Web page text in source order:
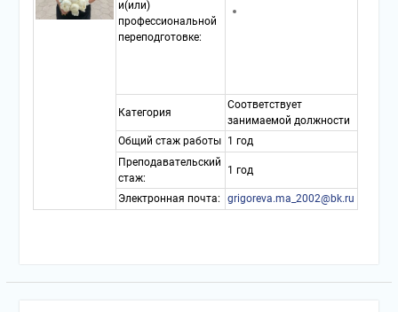
и(или)
профессиональной
переподготовке:
Категория
Соответствует
занимаемой должности
Общий стаж работы 1 год
Преподавательский
стаж:
1 год
Электронная почта: grigoreva.ma_2002@bk.ru